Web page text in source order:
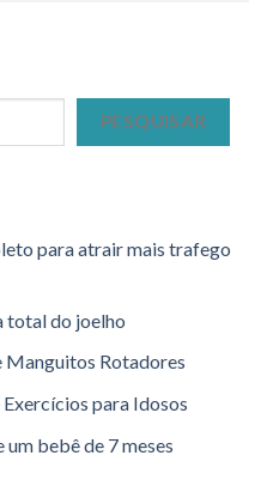
PESQUISAR
para atrair mais trafego
total do joelho
Manguitos Rotadores
para Idosos
bebê de 7 meses